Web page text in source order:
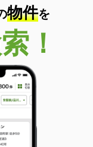
物件を
！